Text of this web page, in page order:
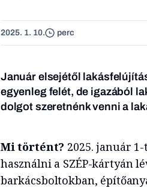
2025. 1. 10. perc
Január elsejétől
egyenleg felét, de igazából
dolgot szeretnénk venni a
Mi történt? 2025. január
használni a SZÉP-kártyán
barkácsboltokban,